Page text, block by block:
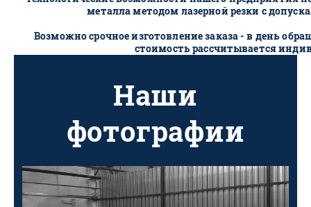
металла методом лазерной резки с
Возможно срочное изготовление заказа - в день
стоимость рассчитывается
Наши
фотографии